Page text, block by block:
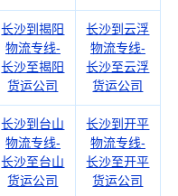
长沙到揭阳
物流专线-
长沙至揭阳
货运公司
长沙到云浮
物流专线-
长沙至云浮
货运公司
长沙到台山
物流专线-
长沙至台山
货运公司
长沙到开平
物流专线-
长沙至开平
货运公司